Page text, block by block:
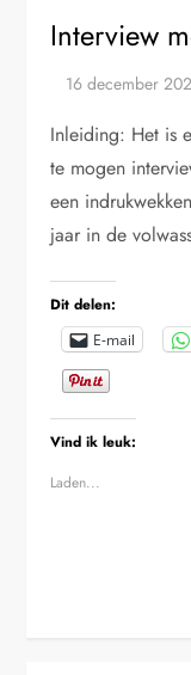
Interview
Inleiding: Het is
te mogen
een
jaar in de
Dit delen:
E-mail
Vind ik leuk:
Laden...